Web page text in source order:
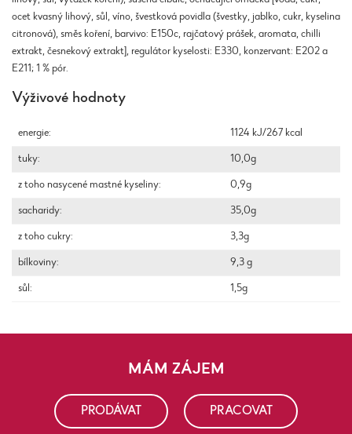
ocet kvasný lihový, sůl, víno, švestková povidla (švestky, jablko, cukr, kyselina
citronová), směs koření, barvivo: E150c, rajčatový prášek, aromata, chilli
extrakt, česnekový extrakt], regulátor kyselosti: E330, konzervant: E202 a
E211; 1 % pór.
Výživové hodnoty
energie: 1124 kJ/267 kcal
tuky: 10,0g
z toho nasycené mastné kyseliny: 0,9g
sacharidy: 35,0g
z toho cukry: 3,3g
bílkoviny: 9,3 g
sůl: 1,5g
MÁM ZÁJEM
PRODÁVAT PRACOVAT